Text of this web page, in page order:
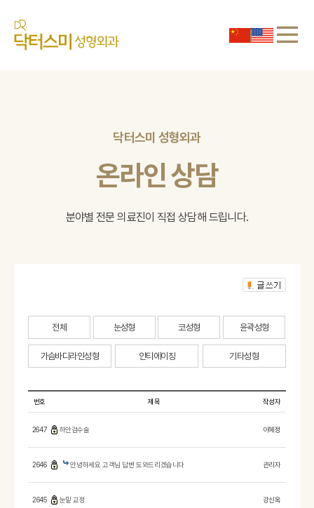
닥터스미 성형외과
온라인 상담
분야별 전문 의료진이 직접 상담해 드립니다.
전체 눈성형 코성형 윤곽성형
가슴바디라인성형 안티에이징 기타성형
번호 제목 작성자
2647 하안검수술 이혜정
2646 안녕하세요 고객님 답변 도와드리겠습니다 관리자
2645 눈밑 교정 강신옥